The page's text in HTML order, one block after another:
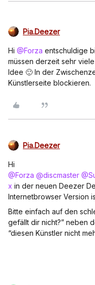
Pia.Deezer
Hi @Forza entschuldige
müssen derzeit sehr
Idee 🙂 In der
Künstlerseite blockieren.
Pia.Deezer
Hi
@Forza @discmaster
x in der neuen Deezer
Internetbrowser Version
Bitte einfach auf den
gefällt dir nicht?” neben
“diesen Künstler nicht